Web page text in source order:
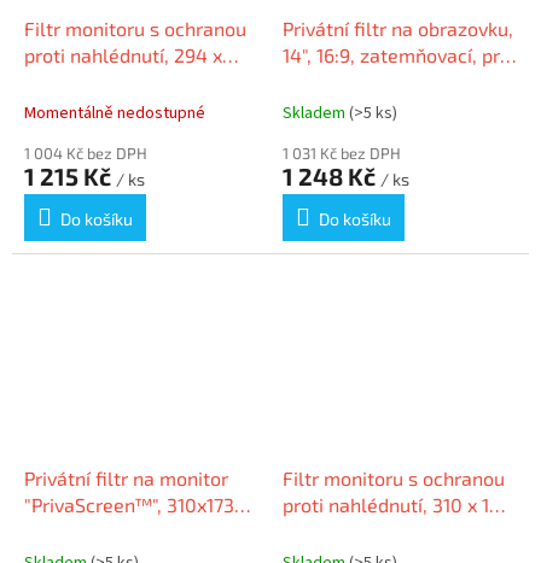
Filtr monitoru s ochranou
proti nahlédnutí, 294 x
DURABLE
Momentálně nedostupné
1 004 Kč bez DPH
1 215 Kč / ks
Do košíku
Privátní filtr na obrazovku,
14", 16:9, zatemňovací, pro
Skladem (>5 ks)
1 031 Kč bez DPH
1 248 Kč / ks
Do košíku
Privátní filtr na monitor
"PrivaScreen™", 310x173
Filtr monitoru s ochranou
proti nahlédnutí, 310 x 183